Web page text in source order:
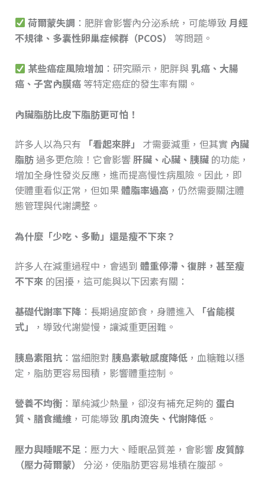
荷爾蒙失調 ：肥胖會影響內分泌系統，可能導致 月經
不規律、多囊性卵巢症候群（PCOS）
等問題。
某些癌症風險增加 ：研究顯示，肥胖與乳癌、大腸
癌、子宮內膜癌等特定癌症的發生率有關。
內臟脂肪比皮下脂肪更可怕！
許多人以為只有 「看起來胖」 才需要減重，但其實 內臟
脂肪過多更危險！它會影響肝臟、心臟、胰臟的功能，
增加全身性發炎反應，進而提高慢性病風險。因此，即
使體重看似正常，但如果體脂率過高 ，仍然需要關注體
態管理與代謝調整。
為什麼「少吃、多動」還是瘦不下來？
許多人在減重過程中，會遇到 體重停滯、復胖，甚至瘦
不下來的困擾，這可能與以下因素有關：
基礎代謝率下降：長期過度節食，身體進入
「省能模
式」
，導致代謝變慢，讓減重更困難。
胰島素阻抗：當細胞對 胰島素敏感度降低，血糖難以穩
定，脂肪更容易囤積，影響體重控制。
營養不均衡：單純減少熱量，卻沒有補充足夠的 蛋白
質、膳食纖維，可能導致 肌肉流失、代謝降低。
壓力與睡眠不足：壓力大、睡眠品質差，會影響皮質醇
（壓力荷爾蒙）
分泌，使脂肪更容易堆積在腹部。